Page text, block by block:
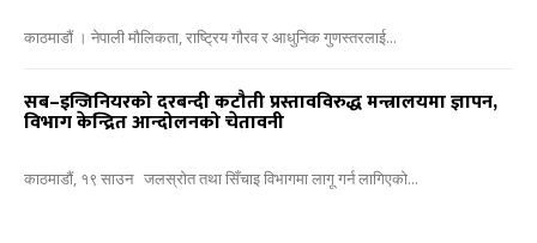
काठमाडौं । नेपाली मौलिकता, राष्ट्रिय गौरव र आधुनिक गुणस्तरलाई...
सब–इन्जिनियरको दरबन्दी कटौती प्रस्तावविरुद्ध मन्त्रालयमा ज्ञापन,
विभाग केन्द्रित आन्दोलनको चेतावनी
काठमाडौं, १९ साउन जलस्रोत तथा सिँचाइ विभागमा लागू गर्न लागिएको...